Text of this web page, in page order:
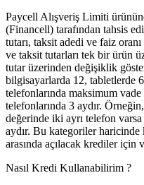
Paycell Alışveriş Limiti
(Financell) tarafından tahsis
tutarı, taksit adedi ve faiz
ve taksit tutarları tek bir ürün
tutar üzerinden değişiklik
bilgisayarlarda 12, tabletlerde
telefonlarında maksimum
telefonlarında 3 aydır.
değerinde iki ayrı telefon
aydır. Bu kategoriler
arasında açılacak krediler için
Nasıl Kredi Kullanabilirim ?